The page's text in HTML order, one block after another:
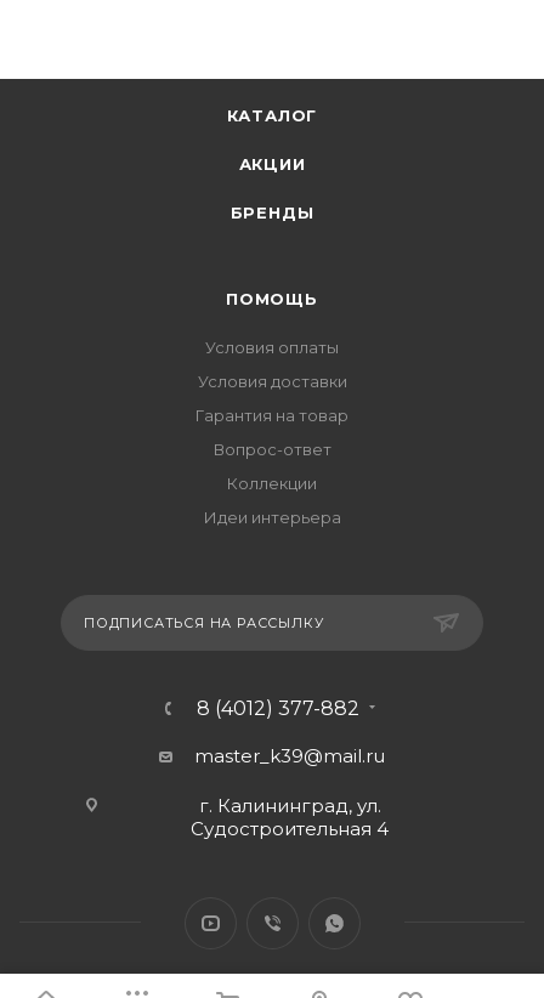
КАТАЛОГ
АКЦИИ
БРЕНДЫ
ПОМОЩЬ
Условия оплаты
Условия доставки
Гарантия на товар
Вопрос-ответ
Коллекции
Идеи интерьера
ПОДПИСАТЬСЯ НА РАССЫЛКУ
8 (4012) 377-882
master_k39@mail.ru
г. Калининград, ул.
Судостроительная 4